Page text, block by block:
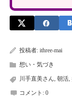
投稿者: ithree-mai
想い・気づき
川手直美さん, 朝活,
コメント: 0